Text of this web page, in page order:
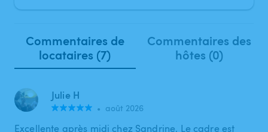
Commentaires de
locataires (7)
Commentaires des
hôtes (0)
Julie H
• août 2026
Excellente après midi chez Sandrine. Le cadre est